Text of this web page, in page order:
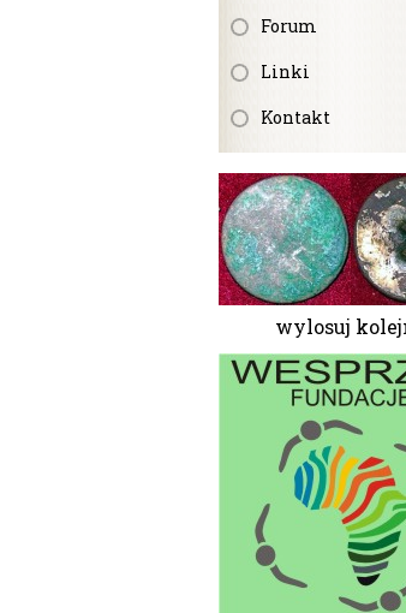
Forum
Linki
Kontakt
wylosuj